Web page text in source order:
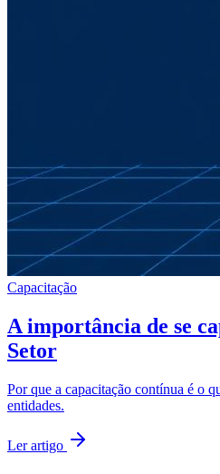
Capacitação
A importância de se
Setor
Por que a capacitação contínua é o
entidades.
Ler artigo